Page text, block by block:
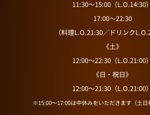
11:30～15:00（L.O.14:30）
17:00～22:30
（料理L.O.21:30／ドリンク
《土》
12:00～22:30（L.O.21:00）
《日・祝日》
12:00～21:30（L.O.21:00）
※15:00～17:00は中休みをいただきます（土日